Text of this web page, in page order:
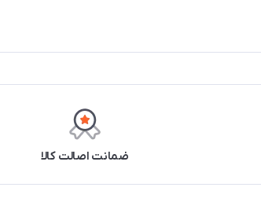
ضمانت اصالت کالا